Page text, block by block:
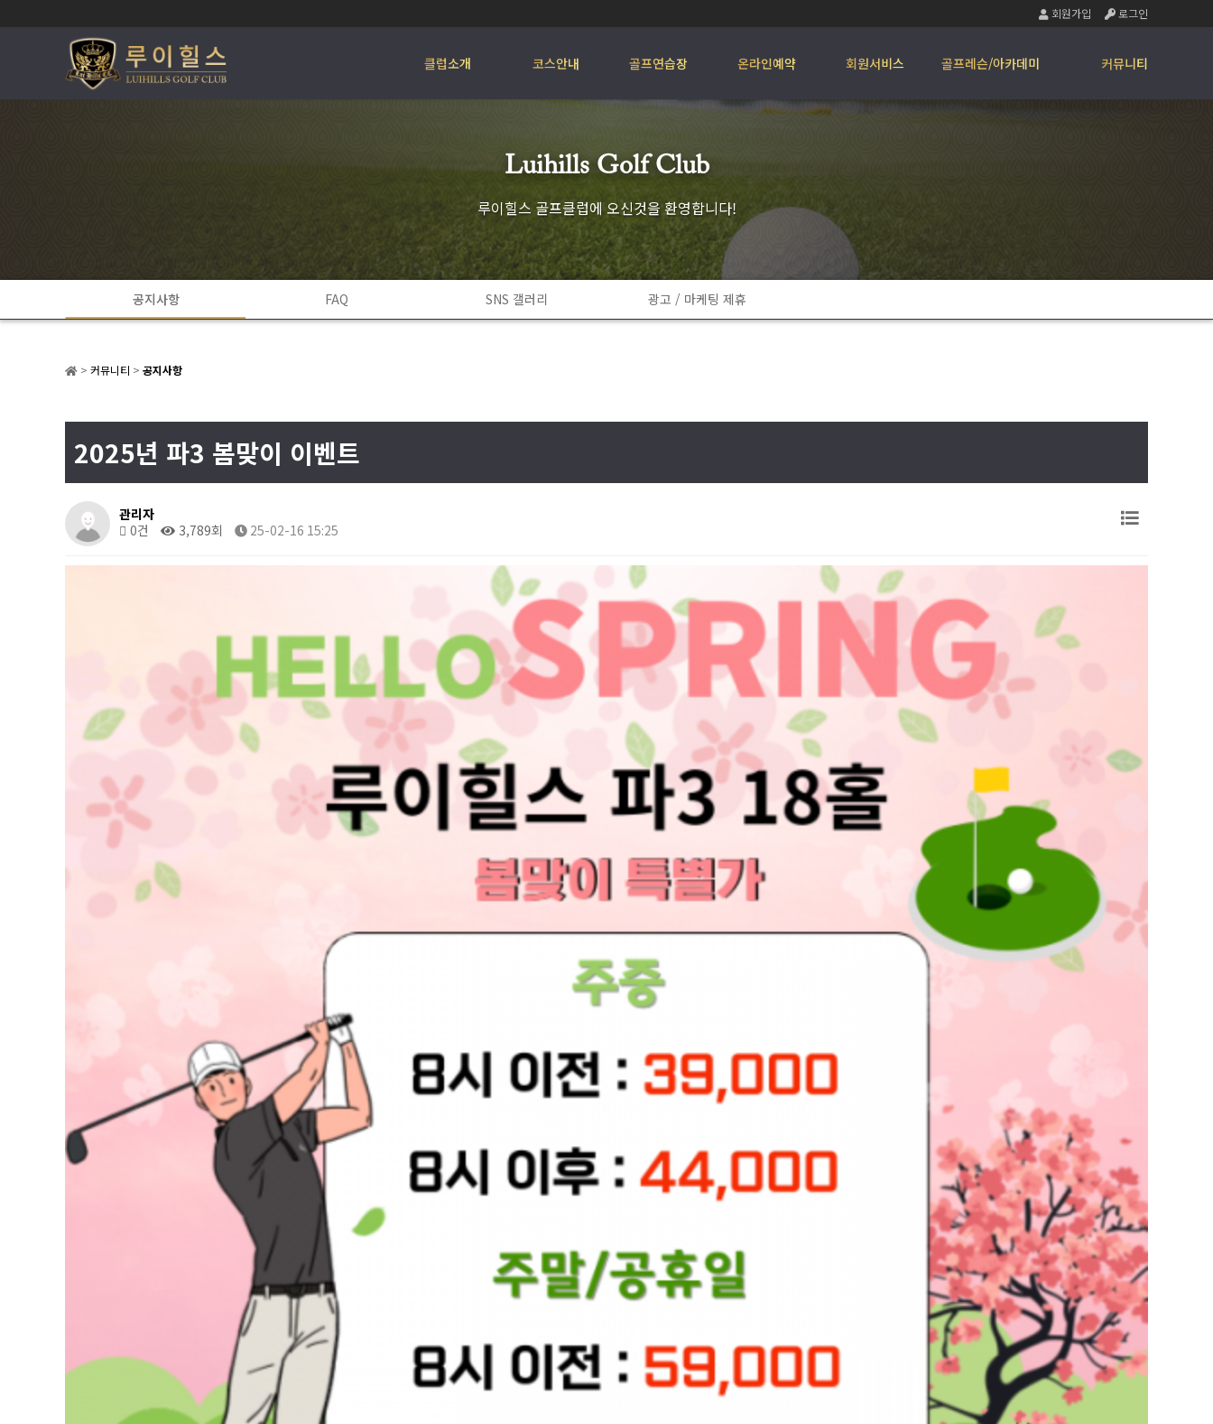
회원가입 로그인
클럽소개 코스안내 골프연습장 온라인예약 회원서비스 골프레슨/아카데미 커뮤니티
Luihills Golf Club
루이힐스 골프클럽에 오신것을 환영합니다!
공지사항 FAQ SNS 갤러리 광고 / 마케팅 제휴
> 커뮤니티 > 공지사항
2025년 파3 봄맞이 이벤트
관리자
0건
3,789회 25-02-16 15:25